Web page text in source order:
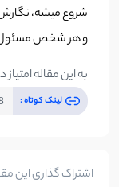
شروع میشه،
و هر شخص
به این مقاله
لینک کوتاه :
اشتراک گذاری این